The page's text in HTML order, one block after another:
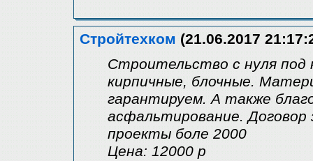
Стройтехком (21.06.2017
Строительство с нуля под
кирпичные, блочные.
гарантируем. А также
асфальтирование.
проекты боле 2000
Цена: 12000 р